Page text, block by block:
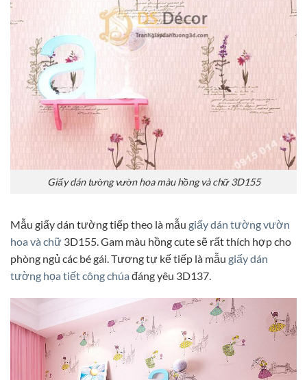
Giấy dán tường vườn hoa màu hồng và chữ 3D155
Mẫu giấy dán tường tiếp theo là mẫu giấy dán tường vườn
hoa và chữ 3D155. Gam màu hồng cute sẽ rất thích hợp cho
phòng ngủ các bé gái. Tương tự kế tiếp là mẫu giấy dán
tường họa tiết công chúa đáng yêu 3D137.